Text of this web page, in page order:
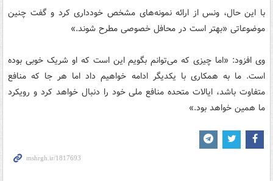
با این حال، ونس از ارائه نمونه‌های مشخص خودداری کرد و گفت چنین
موضوعاتی «بهتر است در محافل خصوصی مطرح شوند.»
وی افزود: «اما چیزی که می‌توانم بگویم این است که او شریک خوبی بوده
است. ما به همکاری با یکدیگر ادامه خواهیم داد اما هر جا که منافع
متفاوت باشد، ایالات متحده منافع ملی خود را دنبال خواهد کرد و رویکرد
ما همین خواهد بود.»